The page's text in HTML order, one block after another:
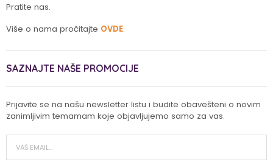
Pratite nas.
Više o nama pročitajte OVDE.
SAZNAJTE NAŠE PROMOCIJE
Prijavite se na našu newsletter listu i budite obavešteni o novim
zanimljivim temamam koje objavljujemo samo za vas.